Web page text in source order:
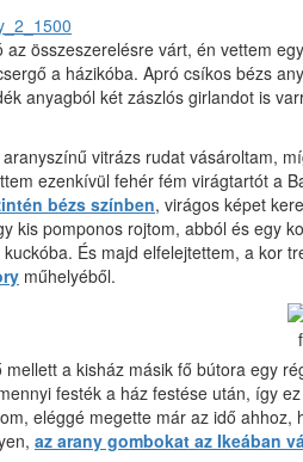
az összeszerelésre várt, én vettem
a házikóba. Apró csíkos bézs
anyagból két zászlós girlandot is
vitrázs rudat vásároltam,
ezenkívül fehér fém virágtartót a
bézs színben, virágos képet
kis pomponos rojtom, abból és egy
És majd elfelejtettem, a kor
műhelyéből.
mellett a kisház másik fő bútora egy
festék a ház festése után, így
eléggé megette már az idő
az arany gombokat az Ikeában